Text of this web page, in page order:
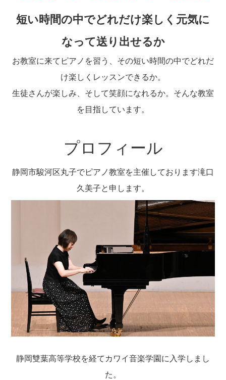
短い時間の中でどれだけ楽しく元気に
なって送り出せるか
お教室に来てピアノを習う、その短い時間の中でどれだ
け楽しくレッスンできるか。
生徒さんが楽しみ、そして笑顔になれるか。そんな教室
を目指しています。
プロフィール
静岡市駿河区丸子でピアノ教室を主催しております滝口
久美子と申します。
静岡雙葉高等学校を経てカワイ音楽学園に入学しまし
た。